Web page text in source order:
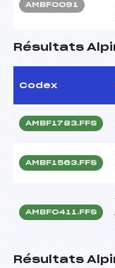
AMBF0091
Résultats
Codex
AMBF1783.FFS
AMBF1563.FFS
AMBF0411.FFS
Résultats